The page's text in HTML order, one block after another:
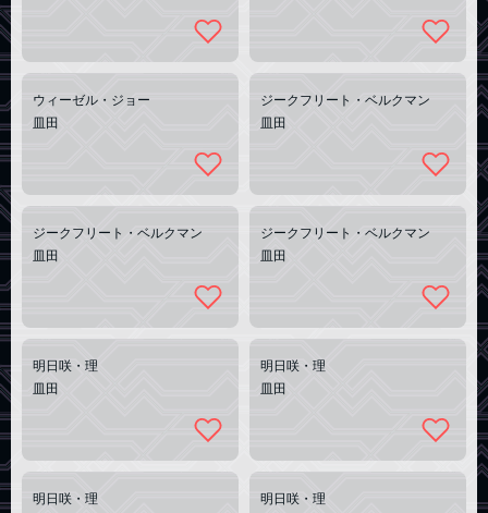
ウィーゼル・ジョー
皿田
ジークフリート・ベルクマン
皿田
ジークフリート・ベルクマン
皿田
ジークフリート・ベルクマン
皿田
明日咲・理
皿田
明日咲・理
皿田
明日咲・理
明日咲・理